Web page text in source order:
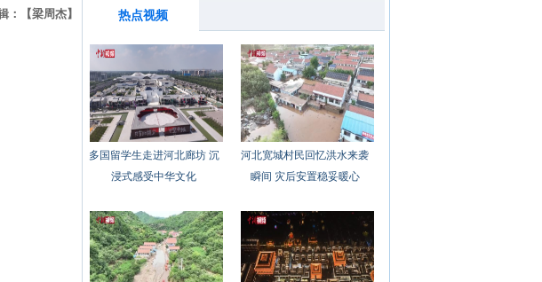
：【梁周杰】 热点视频
多国留学生走进河北廊坊 沉
浸式感受中华文化
河北宽城村民回忆洪水来袭
瞬间 灾后安置稳妥暖心